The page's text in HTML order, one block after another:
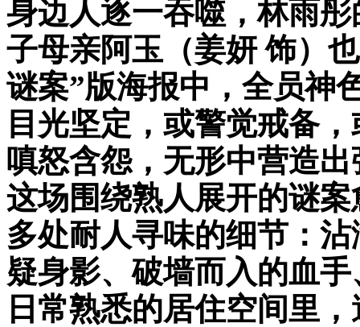
身边人逐一吞噬，林雨
子母亲阿玉（姜妍 饰）
谜案”版海报中，全员神
目光坚定，或警觉戒备
嗔怒含怨，无形中营造
这场围绕熟人展开的谜
多处耐人寻味的细节：
疑身影、破墙而入的血
日常熟悉的居住空间里